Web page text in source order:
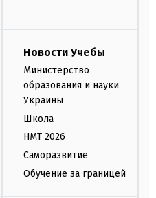
Новости Учебы
Министерство
образования и науки
Украины
Школа
НМТ 2026
Саморазвитие
Обучение за границей